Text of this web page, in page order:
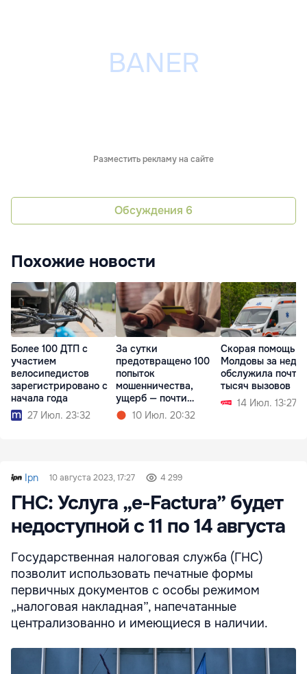
Разместить рекламу на сайте
Обсуждения 6
Похожие новости
Более 100 ДТП с
участием
велосипедистов
зарегистрировано с
начала года
27 Июл. 23:32
За сутки
предотвращено 100
попыток
мошенничества,
ущерб — почти
миллион леев
10 Июл. 20:32
Скорая помощь
Молдовы за
обслужила почти
тысяч вызовов
14 Июл. 13:27
Ipn 10 августа 2023, 17:27 4 299
ГНС: Услуга „e-Factura” будет
недоступной с 11 по 14 августа
Государственная налоговая служба (ГНС)
позволит использовать печатные формы
первичных документов с особы режимом
„налоговая накладная”, напечатанные
централизованно и имеющиеся в наличии.